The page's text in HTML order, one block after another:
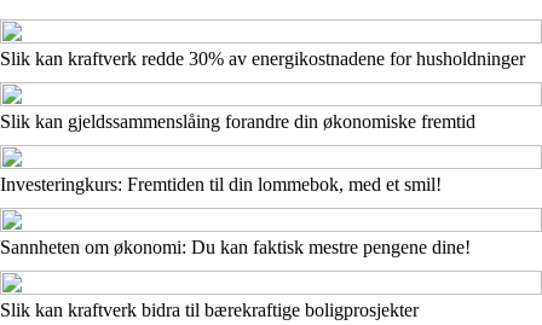
Slik kan kraftverk redde 30% av energikostnadene for husholdninger
Slik kan gjeldssammenslåing forandre din økonomiske fremtid
Investeringkurs: Fremtiden til din lommebok, med et smil!
Sannheten om økonomi: Du kan faktisk mestre pengene dine!
Slik kan kraftverk bidra til bærekraftige boligprosjekter